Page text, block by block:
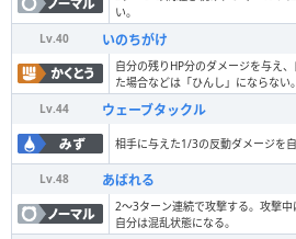
い。
Lv.40 いのちがけ
自分の残りHP分のダメージを与え
た場合などは「ひんし」にならない。
Lv.44 ウェーブタックル
相手に与えた1/3の反動ダメージを自
Lv.48 あばれる
2〜3ターン連続で攻撃する。攻撃中
自分は混乱状態になる。